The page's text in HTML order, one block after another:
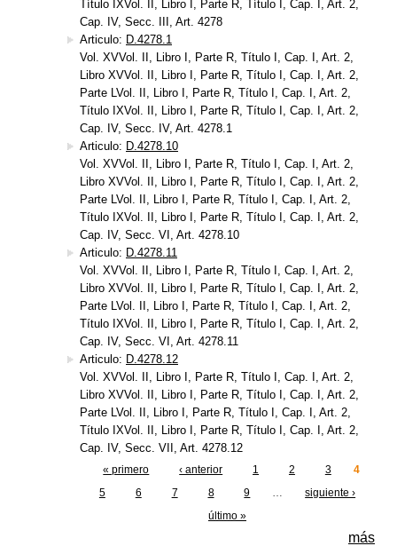
Título IXVol. II, Libro I, Parte R, Título I, Cap. I, Art. 2,
Cap. IV, Secc. III, Art. 4278
Articulo: D.4278.1
Vol. XVVol. II, Libro I, Parte R, Título I, Cap. I, Art. 2,
Libro XVVol. II, Libro I, Parte R, Título I, Cap. I, Art. 2,
Parte LVol. II, Libro I, Parte R, Título I, Cap. I, Art. 2,
Título IXVol. II, Libro I, Parte R, Título I, Cap. I, Art. 2,
Cap. IV, Secc. IV, Art. 4278.1
Articulo: D.4278.10
Vol. XVVol. II, Libro I, Parte R, Título I, Cap. I, Art. 2,
Libro XVVol. II, Libro I, Parte R, Título I, Cap. I, Art. 2,
Parte LVol. II, Libro I, Parte R, Título I, Cap. I, Art. 2,
Título IXVol. II, Libro I, Parte R, Título I, Cap. I, Art. 2,
Cap. IV, Secc. VI, Art. 4278.10
Articulo: D.4278.11
Vol. XVVol. II, Libro I, Parte R, Título I, Cap. I, Art. 2,
Libro XVVol. II, Libro I, Parte R, Título I, Cap. I, Art. 2,
Parte LVol. II, Libro I, Parte R, Título I, Cap. I, Art. 2,
Título IXVol. II, Libro I, Parte R, Título I, Cap. I, Art. 2,
Cap. IV, Secc. VI, Art. 4278.11
Articulo: D.4278.12
Vol. XVVol. II, Libro I, Parte R, Título I, Cap. I, Art. 2,
Libro XVVol. II, Libro I, Parte R, Título I, Cap. I, Art. 2,
Parte LVol. II, Libro I, Parte R, Título I, Cap. I, Art. 2,
Título IXVol. II, Libro I, Parte R, Título I, Cap. I, Art. 2,
Cap. IV, Secc. VII, Art. 4278.12
« primero ‹ anterior 1 2 3
4
5
6 7 8 9 …
siguiente ›
último »
más